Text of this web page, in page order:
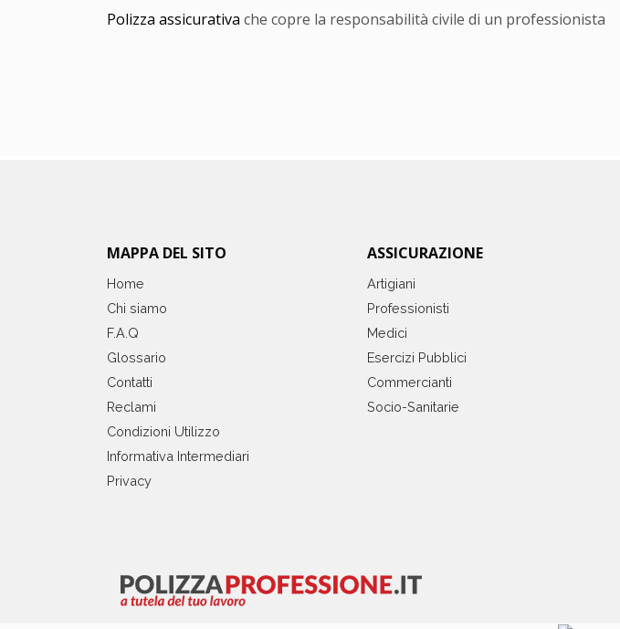
Polizza assicurativa che copre la responsabilità civile di un professionista
MAPPA DEL SITO
Home
Chi siamo
F.A.Q
Glossario
Contatti
Reclami
Condizioni Utilizzo
Informativa Intermediari
Privacy
ASSICURAZIONE
Artigiani
Professionisti
Medici
Esercizi Pubblici
Commercianti
Socio-Sanitarie